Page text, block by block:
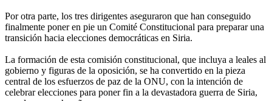
Por otra parte, los tres dirigentes aseguraron que han conseguido
finalmente poner en pie un Comité Constitucional para preparar una
transición hacia elecciones democráticas en Siria.
La formación de esta comisión constitucional, que incluya a leales al
gobierno y figuras de la oposición, se ha convertido en la pieza
central de los esfuerzos de paz de la ONU, con la intención de
celebrar elecciones para poner fin a la devastadora guerra de Siria,